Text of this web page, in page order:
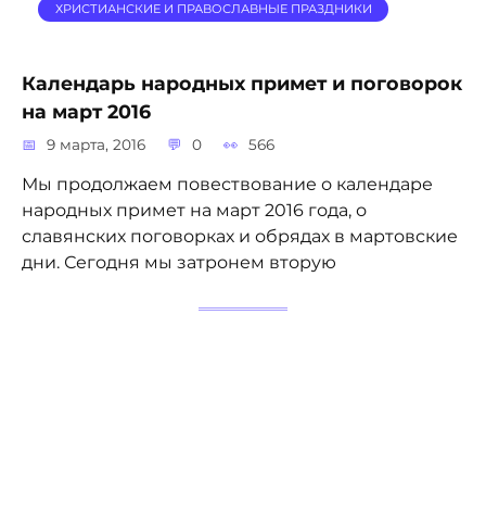
ХРИСТИАНСКИЕ И ПРАВОСЛАВНЫЕ ПРАЗДНИКИ
Календарь народных примет и поговорок
на март 2016
9 марта, 2016 0 566
Мы продолжаем повествование о календаре
народных примет на март 2016 года, о
славянских поговорках и обрядах в мартовские
дни. Сегодня мы затронем вторую